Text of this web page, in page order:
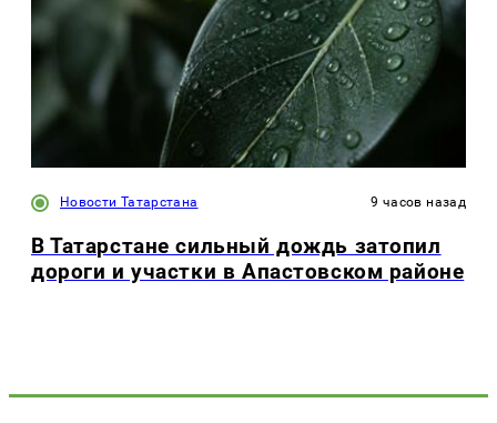
Новости Татарстана 9 часов назад
В Татарстане сильный дождь затопил
дороги и участки в Апастовском районе